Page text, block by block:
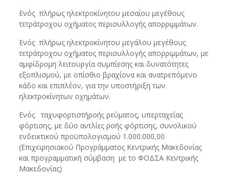
Ενός πλήρως ηλεκτροκίνητου μεσαίου μεγέθους
τετράτροχου οχήματος περισυλλογής απορριμμάτων.
Ενός πλήρως ηλεκτροκίνητου μεγάλου μεγέθους
τετράτροχου οχήματος περισυλλογής απορριμμάτων, με
αμφίδρομη λειτουργία συμπίεσης και δυνατότητες
εξοπλισμού, με οπίσθιο βραχίονα και ανατρεπόμενο
κάδο και επιπλέον, για την υποστήριξη των
ηλεκτροκίνητων οχημάτων.
Ενός ταχυφορτιστήροής ρεύματος, υπερταχείας
φόρτισης, με δύο αντλίες ροής φόρτισης, συνολικού
ενδεικτικού προϋπολογισμού 1.000.000,00
(Επιχειρησιακού Προγράμματος Κεντρικής Μακεδονίας
και προγραμματική σύμβαση με το ΦΟΔΣΑ Κεντρικής
Μακεδονίας)